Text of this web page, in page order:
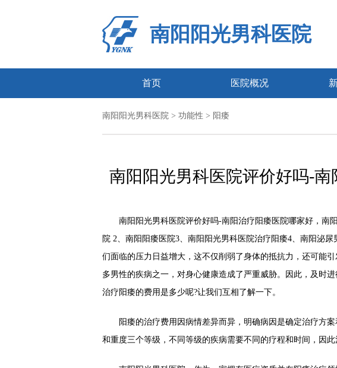
南阳阳光男科医院
首页 医院概况
南阳阳光男科医院 > 功能性 > 阳痿
南阳阳光男科医院评价好吗-
南阳阳光男科医院评价好吗-南阳治疗阳痿医院哪家好，南
院 2、南阳阳痿医院3、南阳阳光男科医院治疗阳痿4、南阳泌
们面临的压力日益增大，这不仅削弱了身体的抵抗力，还可能
多男性的疾病之一，对身心健康造成了严重威胁。因此，及时
治疗阳痿的费用是多少呢?让我们互相了解一下。
阳痿的治疗费用因病情差异而异，明确病因是确定治疗方案
和重度三个等级，不同等级的疾病需要不同的疗程和时间，因此